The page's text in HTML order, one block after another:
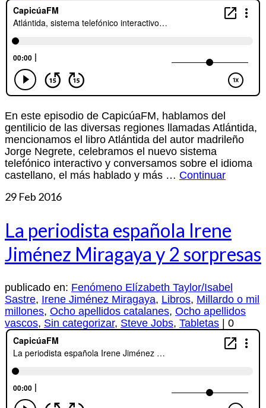
En este episodio de CapicúaFM, hablamos del
gentilicio de las diversas regiones llamadas Atlántida,
mencionamos el libro Atlántida del autor madrileño
Jorge Negrete, celebramos el nuevo sistema
telefónico interactivo y conversamos sobre el idioma
castellano, el más hablado y más … Continuar
29 Feb 2016
La periodista española Irene
Jiménez Miragaya y 2 sorpresas
publicado en: Fenómeno Elízabeth Taylor/Isabel
Sastre, Irene Jiménez Miragaya, Libros, Millardo o mil
millones, Ocho apellidos catalanes, Ocho apellidos
vascos, Sin categorizar, Steve Jobs, Tabletas 0